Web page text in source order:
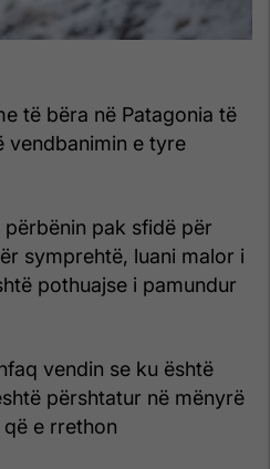
të bëra në Patagonia të
vendbanimin e tyre
pak sfidë për
symprehtë, luani malor i
pothuajse i pamundur
vendin se ku është
përshtatur në mënyrë
e rrethon